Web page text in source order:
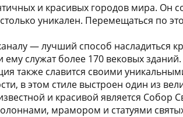
и красивых городов мира. Он
уникален. Перемещаться по
— лучший способ насладиться
служат более 170 вековых зданий.
также славится своими
в этом стиле выстроен один из
и красивой является
мрамором и статуями